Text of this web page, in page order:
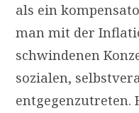
als ein
man mit der
schwindenen
sozialen,
entgegenzutreten.